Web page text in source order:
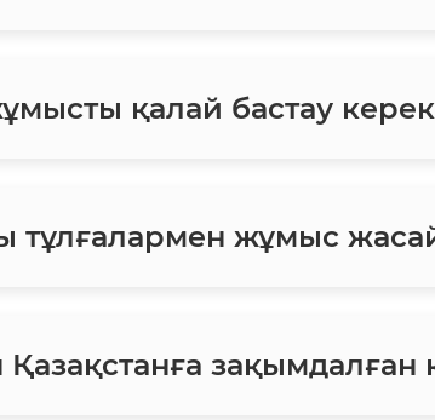
қалай бастау
тұлғалармен жұмыс
зақымдалған